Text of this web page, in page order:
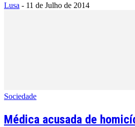
Lusa - 11 de Julho de 2014
Sociedade
Médica acusada de